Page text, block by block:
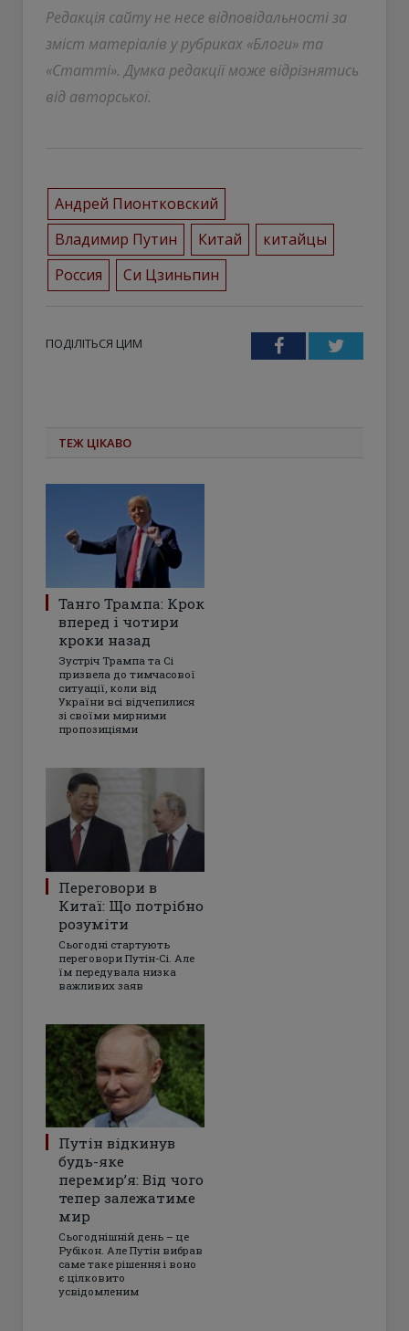
Редакція сайту не несе відповідальності за
зміст матеріалів у рубриках «Блоги» та
«Статті». Думка редакції може відрізнятись
від авторської.
Андрей Пионтковский
Владимир Путин
Китай
китайцы
Россия
Си Цзиньпин
ПОДІЛІТЬСЯ ЦИМ FacebookTwitter
ТЕЖ ЦІКАВО
Танго Трампа: Крок
вперед і чотири
кроки назад
Зустріч Трампа та Сі
призвела до тимчасової
ситуації, коли від
України всі відчепилися
зі своїми мирними
пропозиціями
Переговори в
Китаї: Що потрібно
розуміти
Сьогодні стартують
переговори Путін-Сі. Але
їм передувала низка
важливих заяв
Путін відкинув
будь-яке
перемир’я: Від чого
тепер залежатиме
мир
Сьогоднішній день – це
Рубікон. Але Путін вибрав
саме таке рішення і воно
є цілковито
усвідомленим